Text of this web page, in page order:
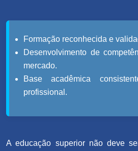
Formação reconhecida e
Desenvolvimento de
mercado.
Base acadêmica
profissional.
A educação superior não deve